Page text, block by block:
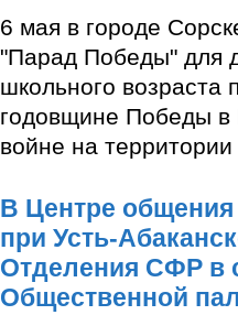
6 мая в городе
"Парад Победы" для
школьного
годовщине Победы в
войне на
В Центре
при Усть-
Отделения СФР в
Общественной